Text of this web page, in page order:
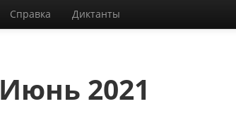
Справка Диктанты
Июнь 2021